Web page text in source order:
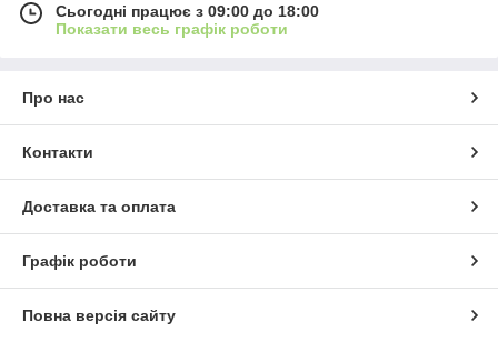
Сьогодні працює з 09:00 до 18:00
Показати весь графік роботи
Про нас
Контакти
Доставка та оплата
Графік роботи
Повна версія сайту